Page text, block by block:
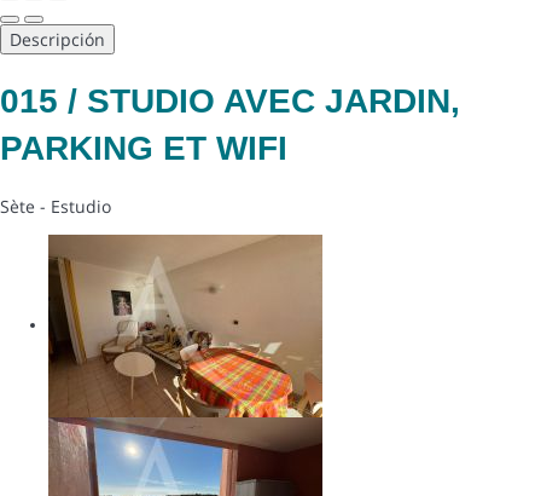
Descripción
015 / STUDIO AVEC JARDIN,
PARKING ET WIFI
Sète - Estudio